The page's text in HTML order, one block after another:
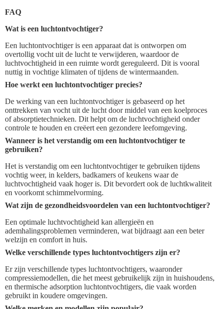
FAQ
Wat is een luchtontvochtiger?
Een luchtontvochtiger is een apparaat dat is ontworpen om
overtollig vocht uit de lucht te verwijderen, waardoor de
luchtvochtigheid in een ruimte wordt gereguleerd. Dit is vooral
nuttig in vochtige klimaten of tijdens de wintermaanden.
Hoe werkt een luchtontvochtiger precies?
De werking van een luchtontvochtiger is gebaseerd op het
onttrekken van vocht uit de lucht door middel van een koelproces
of absorptietechnieken. Dit helpt om de luchtvochtigheid onder
controle te houden en creëert een gezondere leefomgeving.
Wanneer is het verstandig om een luchtontvochtiger te
gebruiken?
Het is verstandig om een luchtontvochtiger te gebruiken tijdens
vochtig weer, in kelders, badkamers of keukens waar de
luchtvochtigheid vaak hoger is. Dit bevordert ook de luchtkwaliteit
en voorkomt schimmelvorming.
Wat zijn de gezondheidsvoordelen van een luchtontvochtiger?
Een optimale luchtvochtigheid kan allergieën en
ademhalingsproblemen verminderen, wat bijdraagt aan een beter
welzijn en comfort in huis.
Welke verschillende types luchtontvochtigers zijn er?
Er zijn verschillende types luchtontvochtigers, waaronder
compressiemodellen, die het meest gebruikelijk zijn in huishoudens,
en thermische adsorption luchtontvochtigers, die vaak worden
gebruikt in koudere omgevingen.